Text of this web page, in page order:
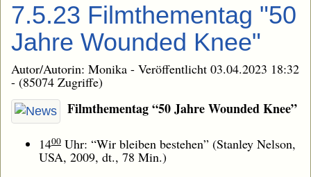
7.5.23 Filmthementag "50
Jahre Wounded Knee"
Autor/Autorin: Monika - Veröffentlicht 03.04.2023 18:32
- (85074 Zugriffe)
Filmthementag “50 Jahre Wounded Knee”
1400 Uhr: “Wir bleiben bestehen” (Stanley Nelson,
USA, 2009, dt., 78 Min.)